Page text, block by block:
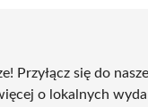
Przyłącz się do
o lokalnych